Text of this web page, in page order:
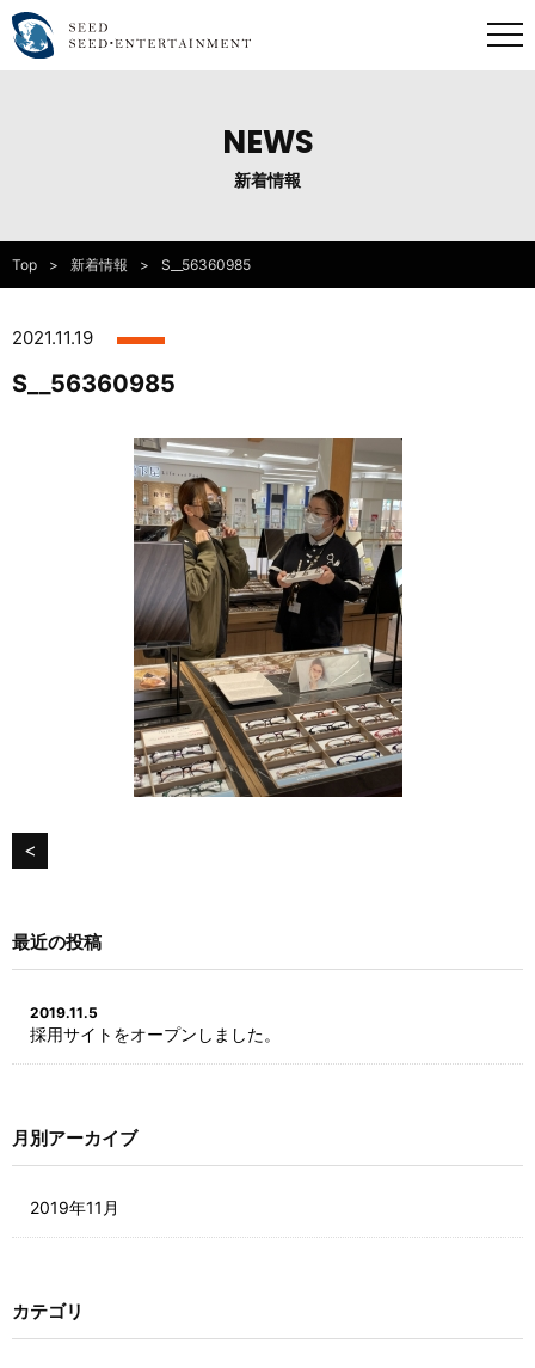
NEWS
新着情報
Top 新着情報 S__56360985
2021.11.19
S__56360985
<
最近の投稿
2019.11.5
採用サイトをオープンしました。
月別アーカイブ
2019年11月
カテゴリ